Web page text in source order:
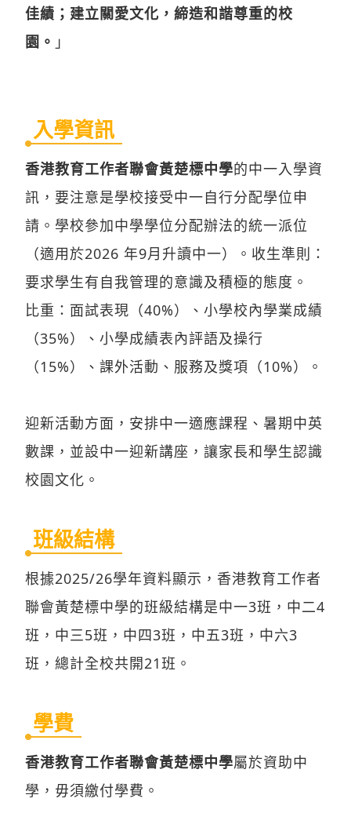
佳績；建立關愛文化，締造和諧尊重的校
園。 」
入學資訊
香港教育工作者聯會黃楚標中學的中一入學資
訊，要注意是學校接受中一自行分配學位申
請。學校參加中學學位分配辦法的統一派位
（適用於2026 年9月升讀中一）。收生準則：
要求學生有自我管理的意識及積極的態度。
比重：面試表現（40%）、小學校內學業成績
（35%）、小學成績表內評語及操行
（15%）、課外活動、服務及獎項（10%）。
迎新活動方面，安排中一適應課程、暑期中英
數課，並設中一迎新講座，讓家長和學生認識
校園文化。
班級結構
根據2025/26學年資料顯示，香港教育工作者
聯會黃楚標中學的班級結構是中一3班，中二4
班，中三5班，中四3班，中五3班，中六3
班，總計全校共開21班。
學費
香港教育工作者聯會黃楚標中學屬於資助中
學，毋須繳付學費。